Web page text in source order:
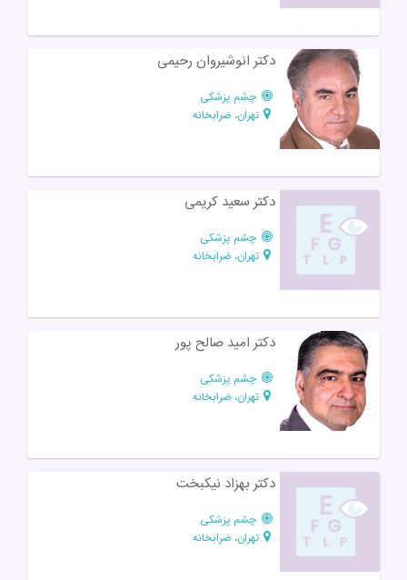
دکتر انوشیروان رحیمی
چشم پزشکی
تهران، ضرابخانه
دکتر سعید کریمی
چشم پزشکی
تهران، ضرابخانه
دکتر امید صالح پور
چشم پزشکی
تهران، ضرابخانه
دکتر بهزاد نیکبخت
چشم پزشکی
تهران، ضرابخانه